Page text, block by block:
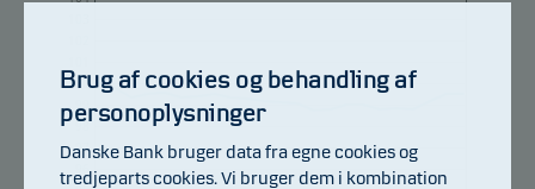
97
98
99
100
Brug af cookies og behandling af
personoplysninger
Danske Bank bruger data fra egne cookies og
tredjeparts cookies. Vi bruger dem i kombination